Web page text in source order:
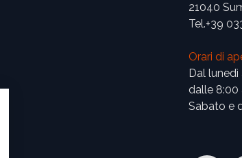
21040
Tel.+39
Orari di
Dal lunedì
dalle 8:00
Sabato e